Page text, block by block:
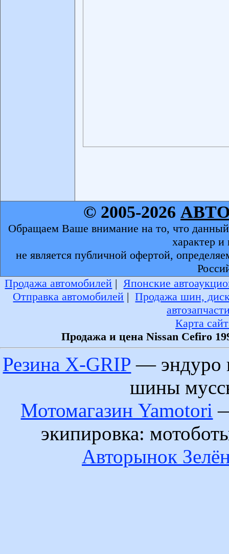
© 2005-2026
Обращаем Ваше внимание на то, что
характер
не является публичной офертой,
Продажа автомобилей | Японские
Отправка автомобилей |Продажа шин,
Карта
Продажа и цена Nissan Cefiro
Резина X-GRIP — эндуро
шины
Мотомагазин Yamotori
экипировка:
Авторынок